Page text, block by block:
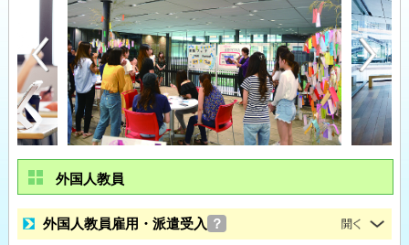
外国人教員
外国人教員雇用・派遣受入 ？